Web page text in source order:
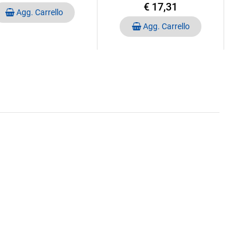
Quantità
Agg. Carrello € 17,31
Quantità
Agg. Carrello